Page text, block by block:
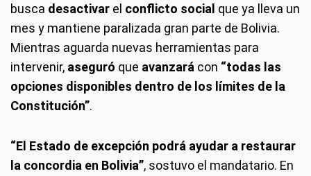
busca desactivar el conflicto social que ya lleva un
mes y mantiene paralizada gran parte de Bolivia.
Mientras aguarda nuevas herramientas para
intervenir, aseguró que avanzará con “todas las
opciones disponibles dentro de los límites de la
Constitución”.
“El Estado de excepción podrá ayudar a restaurar
la concordia en Bolivia”, sostuvo el mandatario. En